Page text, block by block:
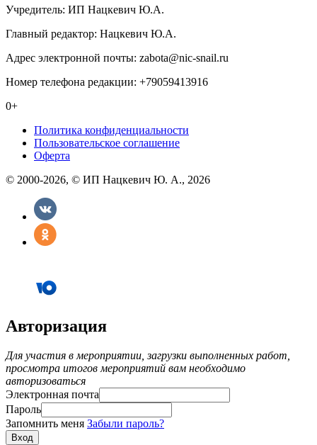
Учредитель: ИП Нацкевич Ю.А.
Главный редактор: Нацкевич Ю.А.
Адрес электронной почты: zabota@nic-snail.ru
Номер телефона редакции: +79059413916
0+
Политика конфиденциальности
Пользовательское соглашение
Оферта
© 2000-2026, © ИП Нацкевич Ю. А., 2026
Авторизация
Для участия в мероприятии, загрузки выполненных работ,
просмотра итогов мероприятий вам необходимо
авторизоваться
Электронная почта
Пароль
Запомнить меня Забыли пароль?